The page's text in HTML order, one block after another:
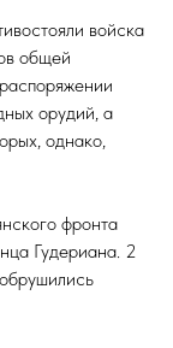
войска
общей
орудий, а
однако,
фронта
Гудериана. 2